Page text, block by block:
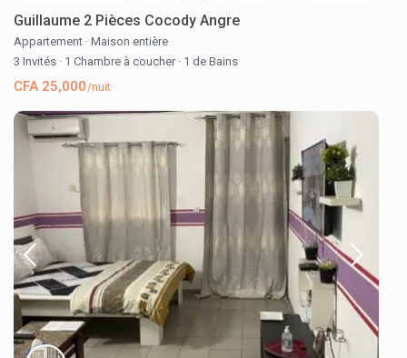
Guillaume 2 Pièces Cocody Angre
Appartement · Maison entière
3 Invités · 1 Chambre à coucher · 1 de Bains
CFA 25,000/nuit